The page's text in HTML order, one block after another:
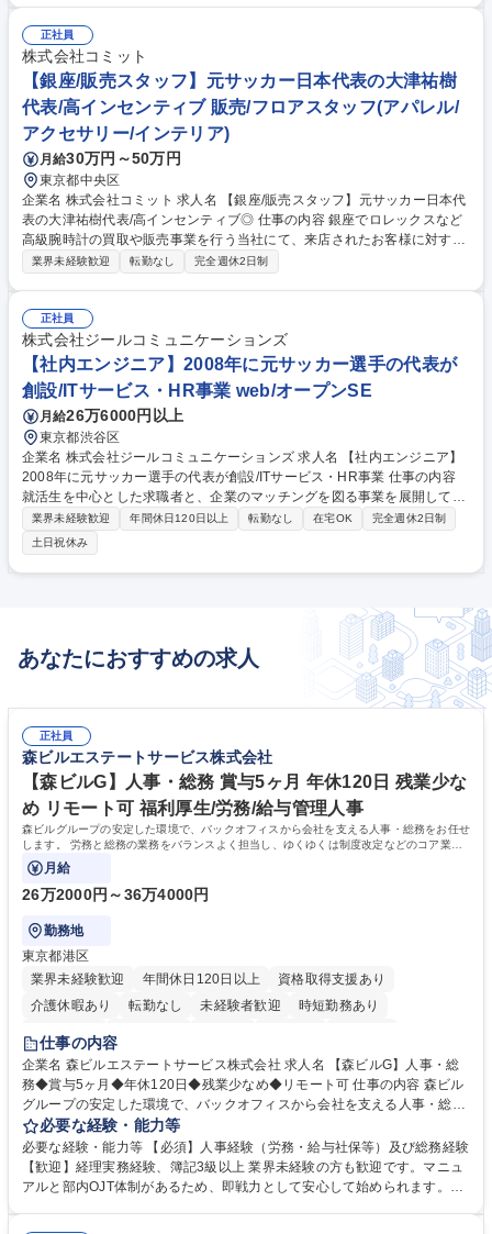
営：体験会の企画やチラシ配布を通じた会員獲得 ■イベント企画：（毎年
子どもの大きな成長に職員が感動する）合宿や大会の企画・運営 ★入会イ
ンセンティブ有！（1人の入会につき3,000円を支給） 募集職種 金沢/未経
験OK/サッカーのインストラクター「人間教育×スポーツ」年休122日
正社員
株式会社コミット
【銀座/販売スタッフ】元サッカー日本代表の大津祐樹
代表/高インセンティブ 販売/フロアスタッフ(アパレル/
アクセサリー/インテリア)
月給30万円～50万円
東京都中央区
企業名 株式会社コミット 求人名 【銀座/販売スタッフ】元サッカー日本代
表の大津祐樹代表/高インセンティブ◎ 仕事の内容 銀座でロレックスなど
高級腕時計の買取や販売事業を行う当社にて、来店されたお客様に対する
時計のご提案や接客対応、買取や委託販売の受付、お見送りまでの一連の
未経験からでも安心の育成体制を整えており、個人の頑張りや成果がダイ
レクトに反映される高水準なインセンティブ制度を導入。 成長と成果に応
じて正当に評価され、キャリアアップを目指すことが可能です。完全週休
2日のシフト制を採用しており、個人の希望に応じた柔軟な働き方も実現
できます。 募集職種 【銀座/販売スタッフ】元サッカー日本代表の大津祐
樹代表/高インセンティブ◎
業界未経験歓迎 転勤なし 完全週休2日制
正社員
株式会社ジールコミュニケーションズ
【社内エンジニア】2008年に元サッカー選手の代表が
創設/ITサービス・HR事業 web/オープンSE
月給26万6000円以上
東京都渋谷区
企業名 株式会社ジールコミュニケーションズ 求人名 【社内エンジニア】
2008年に元サッカー選手の代表が創設/ITサービス・HR事業 仕事の内容
就活生を中心とした求職者と、企業のマッチングを図る事業を展開してい
る当社にて、自社Webサービスの軽微な修正や開発テストと事務作業をお
任せいたします。ゆくゆくは上流工程から関わっていただきます。 ■自社
保有の就活情報サイト、サービスサイトの保守、運用 ■社内システムの保
守、運用 新規開発 ■LPの運用保守しか事務作業（例：DTP制作、名刺作
の開発及び運用をサーバサイドからフロントサイドまでフルスタックに担
選手の代表が創設/ITサービス・HR事業
業界未経験歓迎 年間休日120日以上 転勤なし 在宅OK
完全週休2日制
土日祝休み
あなたにおすすめの求人
正社員
森ビルエステートサービス株式会社
【森ビルG】人事・総務 賞与5ヶ月 年休120日 残業少な
め リモート可 福利厚生/労務/給与管理人事
森ビルグループの安定した環境で、バックオフィスから会社を支える人事・総務をお任せ
します。 労務と総務の業務をバランスよく担当し、ゆくゆくは制度改定などのコア業務
にも挑戦できる、やりがいある環境です。
月給
26万2000円～36万4000円
勤務地
東京都港区
業界未経験歓迎
年間休日120日以上
資格取得支援あり
介護休暇あり
転勤なし 未経験者歓迎
時短勤務あり
経験者歓迎
完全週休2日制
交通費支給 長期歓迎 駅近5分以内 土日祝休み
仕事の内容
企業名 森ビルエステートサービス株式会社 求人名 【森ビルG】人事・総
務◆賞与5ヶ月◆年休120日◆残業少なめ◆リモート可 仕事の内容 森ビル
グループの安定した環境で、バックオフィスから会社を支える人事・総務
をお任せします。 労務と総務の業務をバランスよく担当し、ゆくゆくは制
度改定などのコア業務にも挑戦できる、やりがいある環境です。 ■勤怠管
理、給与計算、社会保険手続き、年末調整等の労務管理全般 ■入退社手続
き、社内規定の改定や人事制度改定などのコア業務 ■社内イベントの企画
必要な経験・能力等
必要な経験・能力等 【必須】人事経験（労務・給与社保等）及び総務経験
【歓迎】経理実務経験、簿記3級以上 業界未経験の方も歓迎です。マニュ
アルと部内OJT体制があるため、即戦力として安心して始められます。